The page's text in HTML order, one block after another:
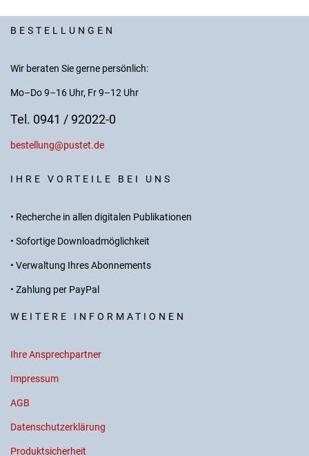
BESTELLUNGEN
Wir beraten Sie gerne persönlich:
Mo–Do 9–16 Uhr, Fr 9–12 Uhr
Tel. 0941 / 92022-0
bestellung@pustet.de
IHRE VORTEILE BEI UNS
• Recherche in allen digitalen Publikationen
• Sofortige Downloadmöglichkeit
• Verwaltung Ihres Abonnements
• Zahlung per PayPal
WEITERE INFORMATIONEN
Ihre Ansprechpartner
Impressum
AGB
Datenschutzerklärung
Produktsicherheit